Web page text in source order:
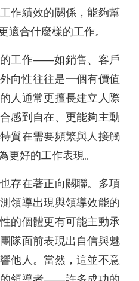
作績效的關係，能夠幫
適合什麼樣的工作。
工作——如銷售、客戶
向性往往是一個有價值
人通常更擅長建立人際
感到自在、更能夠主動
質在需要頻繁與人接觸
更好的工作表現。
存在著正向關聯。多項
領導出現與領導效能的
的個體更有可能主動承
隊面前表現出自信與魅
他人。當然，這並不意